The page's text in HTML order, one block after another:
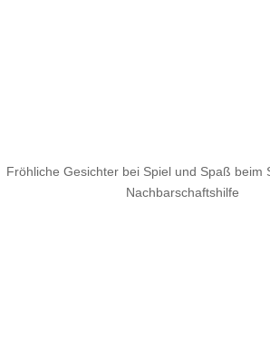
Fröhliche Gesichter bei Spiel und Spaß beim
Nachbarschaftshilfe